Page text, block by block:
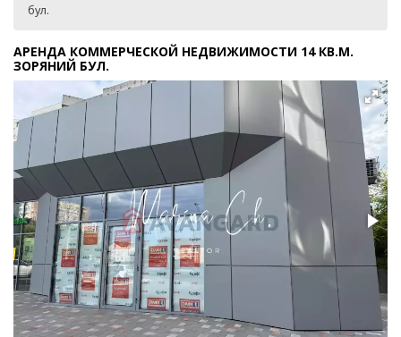
бул.
АРЕНДА КОММЕРЧЕСКОЙ НЕДВИЖИМОСТИ 14 КВ.М.
ЗОРЯНИЙ БУЛ.